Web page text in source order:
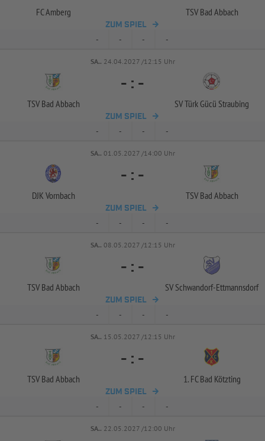
FC Amberg TSV Bad Abbach
ZUM SPIEL
- - - -
SA.. 24.04.2027 /12:15 Uhr
TSV Bad Abbach
- : -
SV Türk Gücü Straubing
ZUM SPIEL
- - - -
SA.. 01.05.2027 /14:00 Uhr
DJK Vornbach
- : -
TSV Bad Abbach
ZUM SPIEL
- - - -
SA.. 08.05.2027 /12:15 Uhr
TSV Bad Abbach
- : -
SV Schwandorf-Ettmannsdorf
ZUM SPIEL
- - - -
SA.. 15.05.2027 /12:15 Uhr
TSV Bad Abbach
- : -
1. FC Bad Kötzting
ZUM SPIEL
- - - -
SA.. 22.05.2027 /12:00 Uhr